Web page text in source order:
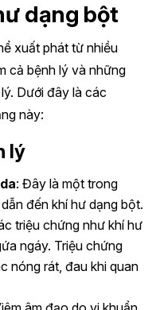
dạng bột
xuất phát từ nhiều
cả bệnh lý và những
Dưới đây là các
này:
lý
: Đây là một trong
đến khí hư dạng bột.
triệu chứng như khí hư
ngáy. Triệu chứng
nóng rát, đau khi quan